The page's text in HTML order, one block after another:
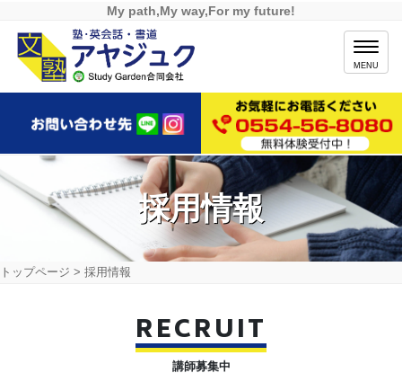
My path,My way,For my future!
MENU
採用情報
トップページ > 採用情報
RECRUIT
講師募集中